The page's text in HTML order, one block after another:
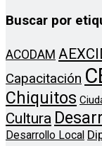
Buscar por
ACODAM
Capacitación
Chiquitos
Cultura
Desarrollo Local